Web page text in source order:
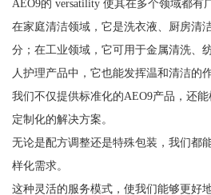
AEO9的 versatility 使其在多个领域都有
在家庭清洁领域，它是洗衣液、厨房清
分；在工业领域，它可用于金属清洗、
人护理产品中，它也能发挥温和清洁的作
我们不仅提供标准化的AEO9产品，还
定制化的解决方案。
无论是配方调整还是特殊包装，我们都
样化需求。
这种灵活的服务模式，使我们能够更好